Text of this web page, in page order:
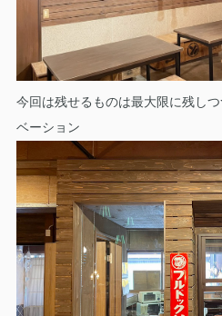
今回は残せるものは最大限に残し
ベーション